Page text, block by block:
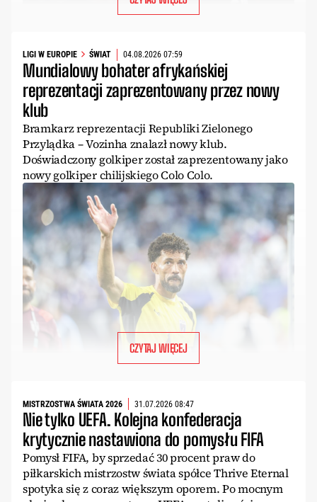
LIGI W EUROPIE ŚWIAT 04.08.2026 07:59
Mundialowy bohater afrykańskiej
reprezentacji zaprezentowany przez nowy
klub
Bramkarz reprezentacji Republiki Zielonego
Przylądka – Vozinha znalazł nowy klub.
Doświadczony golkiper został zaprezentowany jako
nowy golkiper chilijskiego Colo Colo.
CZYTAJ WIĘCEJ
MISTRZOSTWA ŚWIATA 2026 31.07.2026 08:47
Nie tylko UEFA. Kolejna konfederacja
krytycznie nastawiona do pomysłu FIFA
Pomysł FIFA, by sprzedać 30 procent praw do
piłkarskich mistrzostw świata spółce Thrive Eternal
spotyka się z coraz większym oporem. Po mocnym